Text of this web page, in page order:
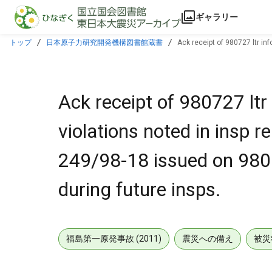
本文に飛ぶ
ギャラリー
トップ 日本原子力研究開発機構図書館蔵書
Ack receipt of 980727 ltr
Ack receipt of 980727
violations noted in insp
249/98-18 issued on
during future insps.
福島第一原発事故 (2011) 震災への備え 被災